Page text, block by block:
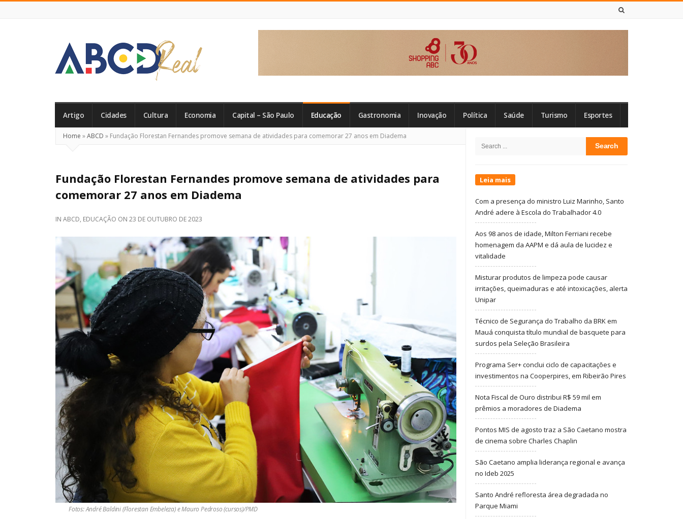
Real
Artigo Cidades Cultura Economia Capital – São Paulo Educação Gastronomia Inovação Política Saúde Turismo Esportes
Home »ABCD » Fundação Florestan Fernandes promove semana de atividades para comemorar 27 anos em Diadema
Fundação Florestan Fernandes promove semana de atividades para
comemorar 27 anos em Diadema
IN ABCD, EDUCAÇÃO ON 23 DE OUTUBRO DE 2023
Fotos: André Baldini (Florestan Embeleza) e Mauro Pedroso (cursos)/PMD
Sidebar
Search
Leia mais
Com a presença do ministro Luiz Marinho, Santo
André adere à Escola do Trabalhador 4.0
Aos 98 anos de idade, Milton Ferriani recebe
homenagem da AAPM e dá aula de lucidez e
vitalidade
Misturar produtos de limpeza pode causar
irritações, queimaduras e até intoxicações, alerta
Unipar
Técnico de Segurança do Trabalho da BRK em
Mauá conquista título mundial de basquete para
surdos pela Seleção Brasileira
Programa Ser+ conclui ciclo de capacitações e
investimentos na Cooperpires, em Ribeirão Pires
Nota Fiscal de Ouro distribui R$ 59 mil em
prêmios a moradores de Diadema
Pontos MIS de agosto traz a São Caetano mostra
de cinema sobre Charles Chaplin
São Caetano amplia liderança regional e avança
no Ideb 2025
Santo André refloresta área degradada no
Parque Miami